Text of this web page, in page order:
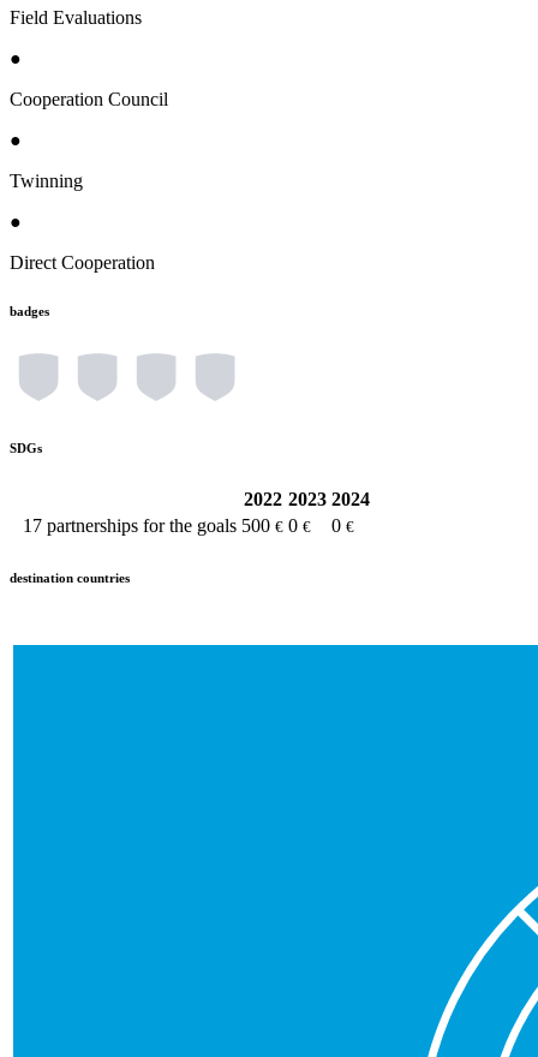
Field Evaluations
●
Cooperation Council
●
Twinning
●
Direct Cooperation
badges
SDGs
2022 2023 2024
17 partnerships for the goals 500 € 0 € 0 €
destination countries